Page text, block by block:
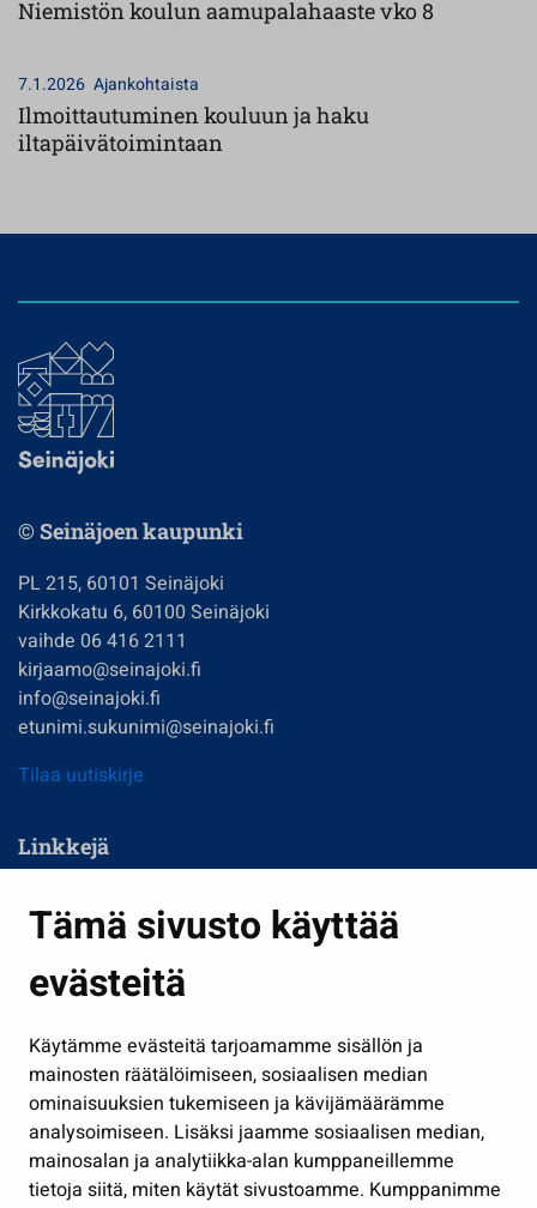
Tämä sivusto käyttää
evästeitä
Käytämme evästeitä tarjoamamme sisällön ja
mainosten räätälöimiseen, sosiaalisen median
ominaisuuksien tukemiseen ja kävijämäärämme
analysoimiseen. Lisäksi jaamme sosiaalisen median,
mainosalan ja analytiikka-alan kumppaneillemme
tietoja siitä, miten käytät sivustoamme. Kumppanimme
Niemistön koulun aamupalahaaste vko 8
7.1.2026 Ajankohtaista
Ilmoittautuminen kouluun ja haku
iltapäivätoimintaan
© Seinäjoen kaupunki
PL 215, 60101 Seinäjoki
Kirkkokatu 6, 60100 Seinäjoki
vaihde 06 416 2111
kirjaamo@seinajoki.fi
info@seinajoki.fi
etunimi.sukunimi@seinajoki.fi
Tilaa uutiskirje
Linkkejä
Kasvatus ja opetus
Kulttuuri ja liikunta
Työ ja yrittäminen
Osallistu ja asioi
Näytä omat evästeasetukseni